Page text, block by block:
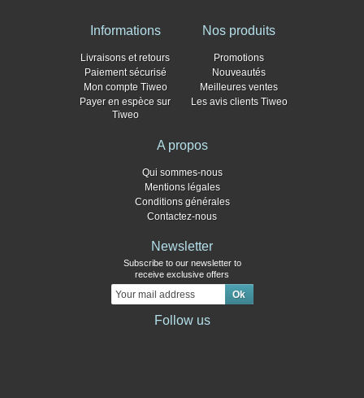
Informations
Livraisons et retours
Paiement sécurisé
Mon compte Tiweo
Payer en espèce sur
Tiweo
Nos produits
Promotions
Nouveautés
Meilleures ventes
Les avis clients Tiweo
A propos
Qui sommes-nous
Mentions légales
Conditions générales
Contactez-nous
Newsletter
Subscribe to our newsletter to
receive exclusive offers
Follow us